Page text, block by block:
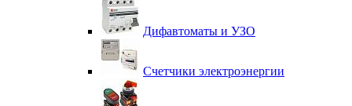
Дифавтоматы и УЗО
Счетчики электроэнергии